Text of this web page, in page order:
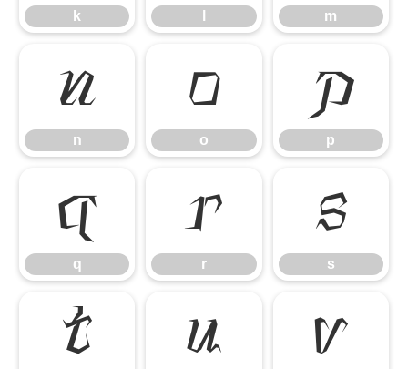
k m
n
n
o
o
p
p
q
q
r
r
s
s
t u v